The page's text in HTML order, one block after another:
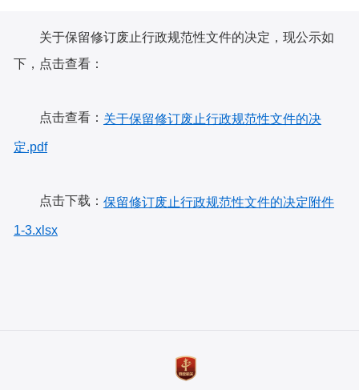
关于保留修订废止行政规范性文件的决定，现公示如
下，点击查看：
点击查看： 关于保留修订废止行政规范性文件的决
定.pdf
点击下载：保留修订废止行政规范性文件的决定附件
1-3.xlsx